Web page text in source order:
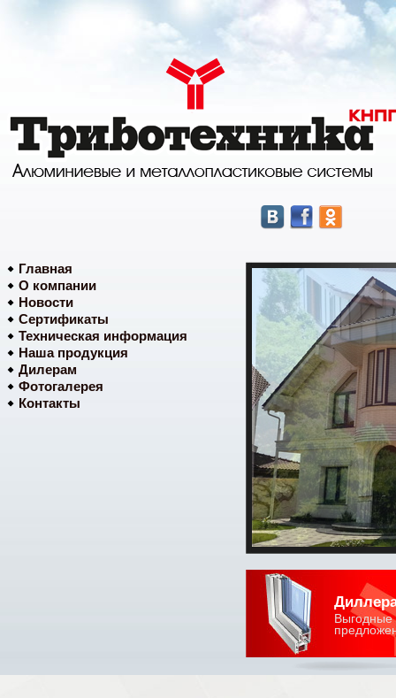
Главная
О компании
Новости
Сертификаты
Техническая информация
Наша продукция
Дилерам
Фотогалерея
Контакты
Выгодные